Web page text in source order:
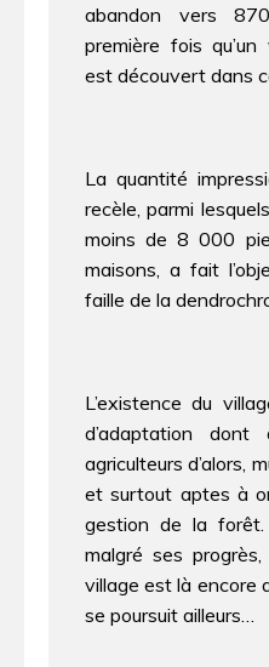
abandon vers
première fois
est découvert dans
La quantité
recèle, parmi
moins de 8 000
maisons, a fait
faille de la
L’existence du
d’adaptation
agriculteurs d’alors,
et surtout aptes à
gestion de la forêt.
malgré ses
village est là encore
se poursuit ailleurs…